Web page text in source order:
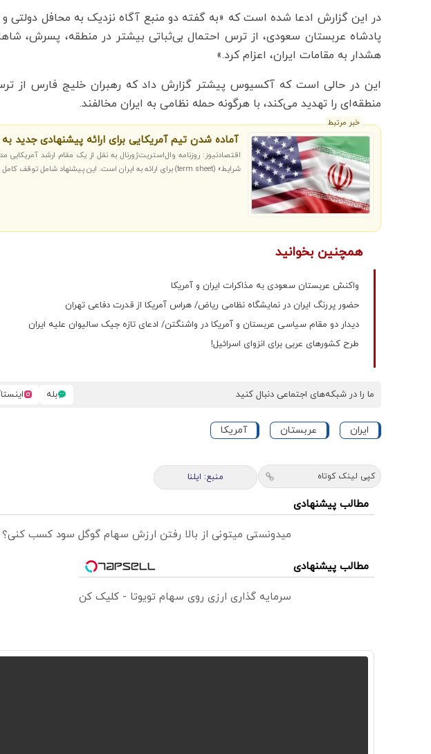
در این گزارش ادعا شده است که «به گفته دو منبع آگاه ‌نزدیک به محافل دولتی و
پادشاه عربستان سعودی، از ترس احتمال بی‌ثباتی بیشتر در منطقه، پسرش،
هشدار به مقامات ایران، اعزام کرد‌.»
این در حالی است که آکسیوس پیشتر گزارش داد که رهبران خلیج فارس از
منطقه‌ای را تهدید می‌کند، با هرگونه حمله نظامی به ایران مخالفند.
خبر مرتبط
آماده شدن تیم آمریکایی برای ارائه پیشنهادی جدید به
اقتصادنیوز: روزنامه وال‌استریت‌ژورنال به نقل از یک مقام ارشد
شرایط» (term sheet) برای ارائه به ایران است. این پیشنهاد شامل توقف کامل غنی‌سازی اورانیوم توسط ایران می‌شود.
همچنین بخوانید
واکنش عربستان سعودی به مذاکرات ایران و آمریکا
حضور پررنگ ایران در نمایشگاه نظامی ریاض/ هراس آمریکا از قدرت دفاعی تهران
دیدار دو مقام سیاسی عربستان و آمریکا در واشنگتن/ ادعای تازه جیک سالیوان علیه ایران
طرح کشورهای عربی برای انزوای اسرائیل!
ما را در شبکه‌های اجتماعی دنبال کنید بله
ایران عربستان آمریکا
کپی لینک کوتاه منبع: ایلنا
مطالب پیشنهادی
میدونستی میتونی از بالا رفتن ارزش سهام گوگل سود کسب کنی؟
مطالب پیشنهادی
سرمایه گذاری ارزی روی سهام تویوتا - کلیک کن